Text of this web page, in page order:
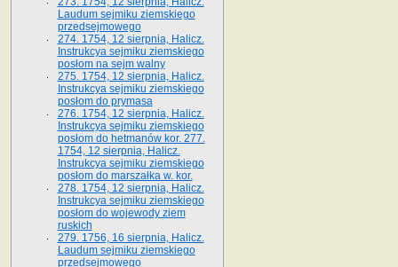
Laudum sejmiku ziemskiego
przedsejmowego
274. 1754, 12 sierpnia, Halicz.
Instrukcya sejmiku ziemskiego
posłom na sejm walny
275. 1754, 12 sierpnia, Halicz.
Instrukcya sejmiku ziemskiego
posłom do prymasa
276. 1754, 12 sierpnia, Halicz.
Instrukcya sejmiku ziemskiego
posłom do hetmanów kor. 277.
1754, 12 sierpnia, Halicz.
Instrukcya sejmiku ziemskiego
posłom do marszałka w. kor.
278. 1754, 12 sierpnia, Halicz.
Instrukcya sejmiku ziemskiego
posłom do wojewody ziem
ruskich
279. 1756, 16 sierpnia, Halicz.
Laudum sejmiku ziemskiego
przedsejmowego